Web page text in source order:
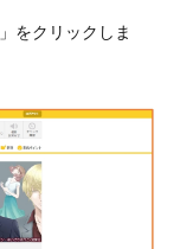
」をクリックしま